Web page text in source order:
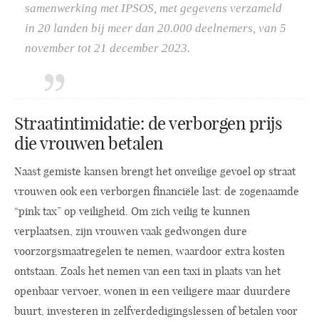
samenwerking met IPSOS, met gegevens verzameld
in 20 landen bij meer dan 20.000 deelnemers, van 5
november tot 21 december 2023.
Straatintimidatie: de verborgen prijs
die vrouwen betalen
Naast gemiste kansen brengt het onveilige gevoel op straat
vrouwen ook een verborgen financiële last: de zogenaamde
“pink tax” op veiligheid. Om zich veilig te kunnen
verplaatsen, zijn vrouwen vaak gedwongen dure
voorzorgsmaatregelen te nemen, waardoor extra kosten
ontstaan. Zoals het nemen van een taxi in plaats van het
openbaar vervoer, wonen in een veiligere maar duurdere
buurt, investeren in zelfverdedigingslessen of betalen voor